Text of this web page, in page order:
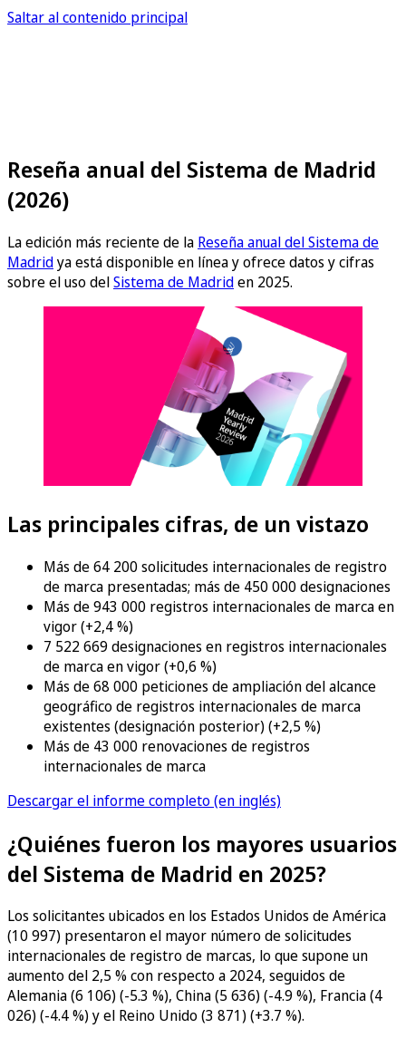
Saltar al contenido principal
Reseña anual del Sistema de Madrid
(2026)
La edición más reciente de la Reseña anual del Sistema de
Madridya está disponible en línea y ofrece datos y cifras
sobre el uso delSistema de Madriden 2025.
Las principales cifras, de un vistazo
Más de 64 200 solicitudes internacionales de registro
de marca presentadas; más de 450 000 designaciones
Más de 943 000 registros internacionales de marca en
vigor (+2,4 %)
7 522 669 designaciones en registros internacionales
de marca en vigor (+0,6 %)
Más de 68 000 peticiones de ampliación del alcance
geográfico de registros internacionales de marca
existentes (designación posterior) (+2,5 %)
Más de 43 000 renovaciones de registros
internacionales de marca
Descargar el informe completo (en inglés)
¿Quiénes fueron los mayores usuarios
del Sistema de Madrid en 2025?
Los solicitantes ubicados en los Estados Unidos de América
(10 997) presentaron el mayor número de solicitudes
internacionales de registro de marcas, lo que supone un
aumento del 2,5 % con respecto a 2024, seguidos de
Alemania (6 106) (-5.3 %), China (5 636) (-4.9 %), Francia (4
026) (-4.4 %) y el Reino Unido (3 871) (+3.7 %).